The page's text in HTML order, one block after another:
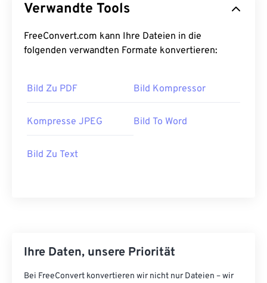
Verwandte Tools
FreeConvert.com kann Ihre Dateien in die
folgenden verwandten Formate konvertieren:
Bild Zu PDF Bild Kompressor
Kompresse JPEG Bild To Word
Bild Zu Text
Ihre Daten, unsere Priorität
Bei FreeConvert konvertieren wir nicht nur Dateien – wir